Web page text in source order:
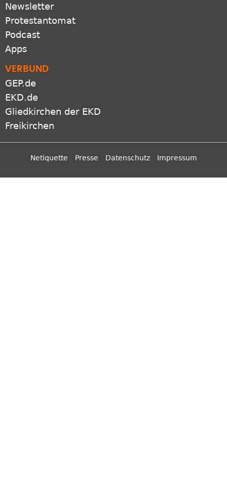
Newsletter
Protestantomat
Podcast
Apps
VERBUND
GEP.de
EKD.de
Gliedkirchen der EKD
Freikirchen
Netiquette Presse Datenschutz Impressum